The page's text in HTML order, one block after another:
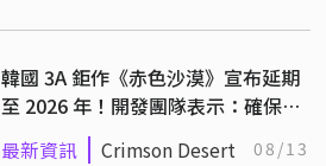
韓國 3A 鉅作《赤色沙漠》宣布延期
至 2026 年！開發團隊表示：確保品
質不可避免的選擇！
最新資訊 Crimson Desert 08/13